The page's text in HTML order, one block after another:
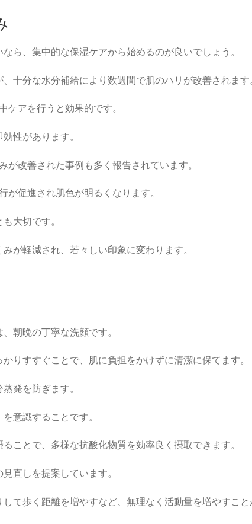
ら、集中的な保湿ケアから始めるのが良いでしょう。
十分な水分補給により数週間で肌のハリが改善されます
ケアを行うと効果的です。
性があります。
改善された事例も多く報告されています。
が促進され肌色が明るくなります。
大切です。
が軽減され、若々しい印象に変わります。
朝晩の丁寧な洗顔です。
りすすぐことで、肌に負担をかけずに清潔に保てます。
発を防ぎます。
意識することです。
ことで、多様な抗酸化物質を効率良く摂取できます。
直しを提案しています。
て歩く距離を増やすなど、無理なく活動量を増やすこと